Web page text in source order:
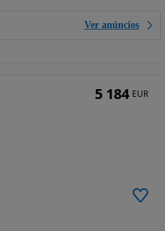
Ver anúncios
5 184 EUR